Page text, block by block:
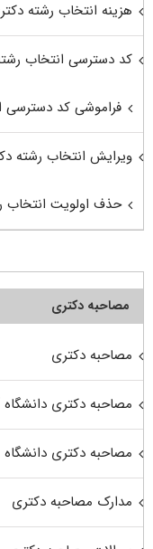
هزینه انتخاب رشته
کد دسترسی انتخاب
فراموشی کد دسترسی
ویرایش انتخاب رشته
حذف اولویت انتخاب
مصاحبه دکتری
مصاحبه دکتری
مصاحبه دکتری دانشگاه
مصاحبه دکتری دانشگاه
مدارک مصاحبه دکتری